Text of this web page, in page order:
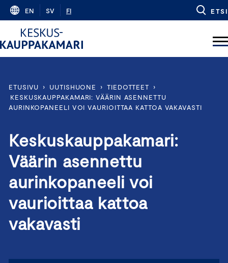
Skip
content
EN SV FI ETSI
ETUSIVU › UUTISHUONE › TIEDOTTEET
›
KESKUSKAUPPAKAMARI: VÄÄRIN ASENNETTU
AURINKOPANEELI VOI VAURIOITTAA KATTOA VAKAVASTI
Keskuskauppakamari:
Väärin asennettu
aurinkopaneeli voi
vaurioittaa kattoa
vakavasti